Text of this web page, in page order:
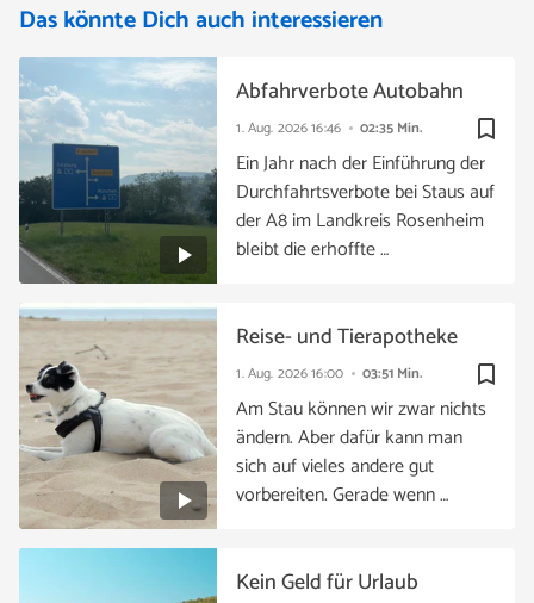
Das könnte Dich auch interessieren
bookmark_border
1. Aug. 202616:46 02:35 Min.
Abfahrverbote Autobahn
Ein Jahr nach der Einführung der
Durchfahrtsverbote bei Staus auf
der A8 im Landkreis Rosenheim
bleibt die erhoffte …
bookmark_border
1. Aug. 202616:00 03:51 Min.
Reise- und Tierapotheke
Am Stau können wir zwar nichts
ändern. Aber dafür kann man
sich auf vieles andere gut
vorbereiten. Gerade wenn …
Kein Geld für Urlaub